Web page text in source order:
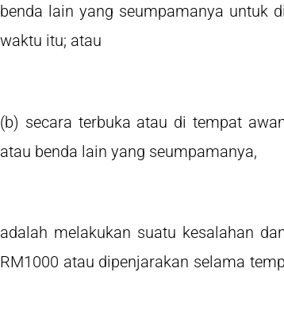
benda lain yang seumpamanya untuk
waktu itu; atau
(b) secara terbuka atau di tempat
atau benda lain yang seumpamanya,
adalah melakukan suatu kesalahan
RM1000 atau dipenjarakan selama